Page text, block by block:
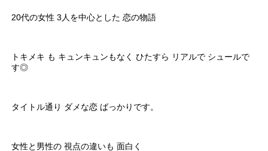
20代の女性 3人を中心とした 恋の物語
トキメキ も キュンキュンもなく ひたすら リアルで シュールで
す◎
タイトル通り ダメな恋 ばっかりです。
女性と男性の 視点の違いも 面白く